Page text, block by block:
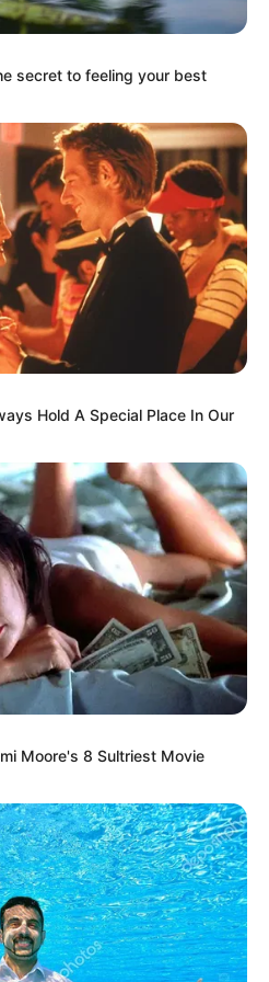
be a rossz
a Drámai hír
de súlyos állapotban
miniszterelnök a
az életéért küzd a
secret to feeling your best
Hold A Special Place In Our
Moore's 8 Sultriest Movie